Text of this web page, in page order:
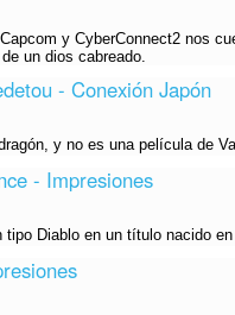
y CyberConnect2 nos
un dios cabreado.
- Conexión Japón
y no es una película de
- Impresiones
tipo Diablo en un título nacido